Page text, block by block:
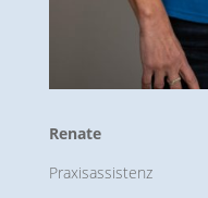
Renate
Praxisassistenz